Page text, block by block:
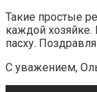
Такие простые
каждой хозяйке.
пасху.
С уважением,